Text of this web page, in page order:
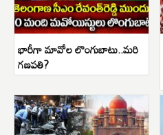
భారీగా మావోల లొంగుబాటు..మరి
గణపతి?